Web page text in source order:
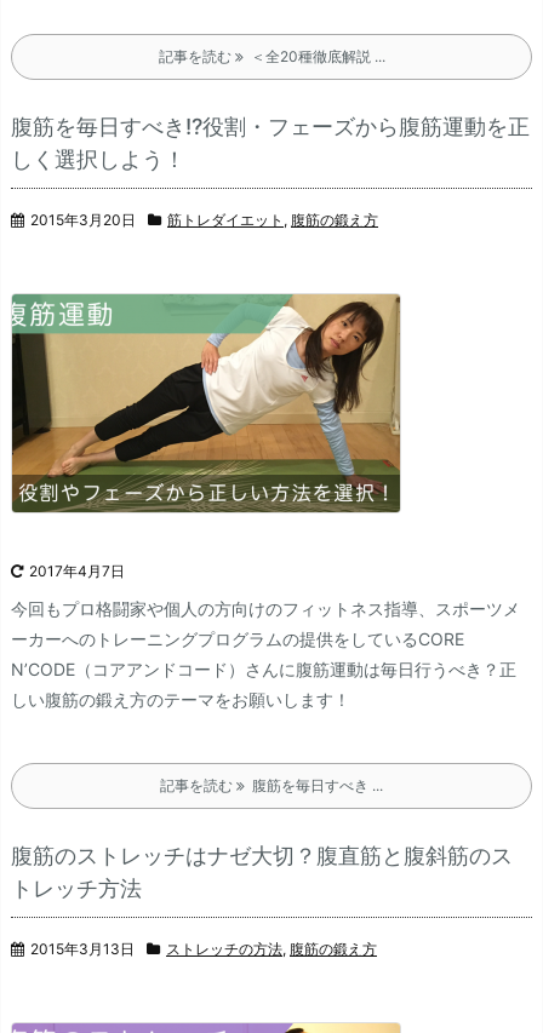
記事を読む ＜全20種徹底解説 ...
腹筋を毎日すべき!?役割・フェーズから腹筋運動を正
しく選択しよう！
2015年3月20日 筋トレダイエット , 腹筋の鍛え方
2017年4月7日
今回もプロ格闘家や個人の方向けのフィットネス指導、スポーツメ
ーカーへのトレーニングプログラムの提供をしているCORE
N’CODE（コアアンドコード）さんに腹筋運動は毎日行うべき？正
しい腹筋の鍛え方のテーマをお願いします！
記事を読む 腹筋を毎日すべき ...
腹筋のストレッチはナゼ大切？腹直筋と腹斜筋のス
トレッチ方法
2015年3月13日 ストレッチの方法, 腹筋の鍛え方